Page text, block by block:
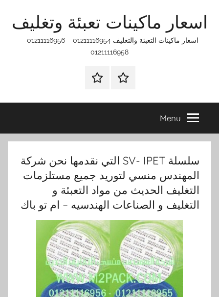
اسعار ماكينات تعبئة وتغليف
اسعار ماكينات التعبئة والتغليف 01211116954 – 01211116956 –
01211116958
الرئيسيهاتـصـل
في
التي
Menu
سلسلة SV- IPET التي نقدمها نحن شركة
المهندس منسي لتوريد جميع مستلزمات
التغليف الحديث من مواد التعبئة و
التغليف و الصناعات الهندسيه – ام تو باك